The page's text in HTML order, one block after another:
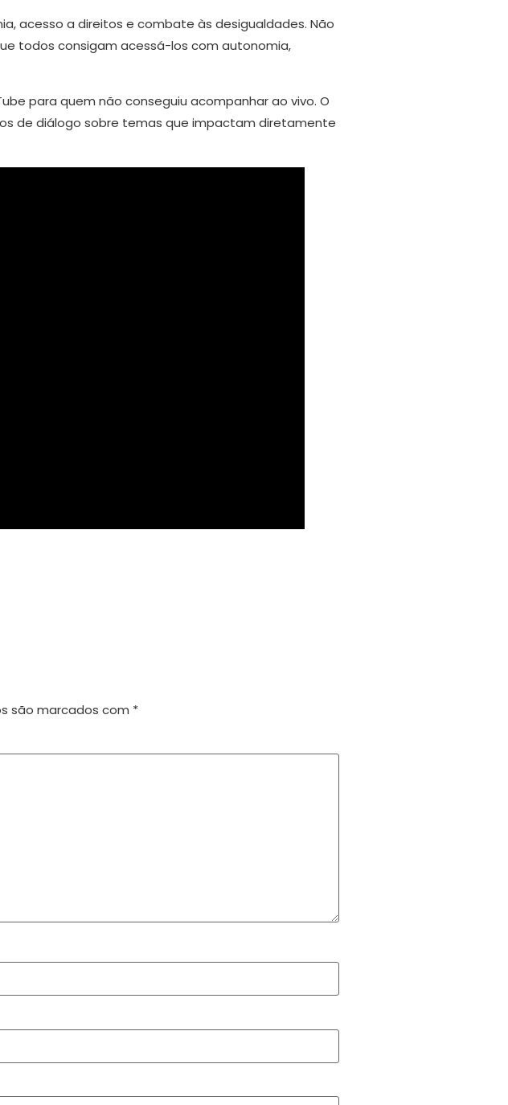
acesso a direitos e combate às desigualdades. Não
todos consigam acessá-los com autonomia,
para quem não conseguiu acompanhar ao vivo. O
de diálogo sobre temas que impactam diretamente
são marcados com *